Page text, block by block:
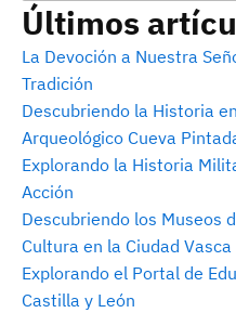
Últimos
La Devoción a Nuestra
Tradición
Descubriendo la Historia
Arqueológico Cueva
Explorando la Historia
Acción
Descubriendo los Museos
Cultura en la Ciudad Vasca
Explorando el Portal de
Castilla y León